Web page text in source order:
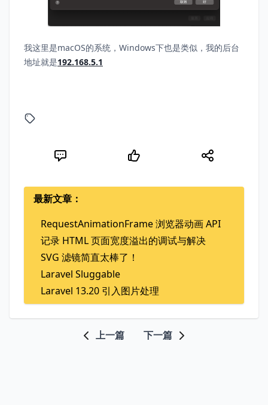
我这里是macOS的系统，Windows下也是类似，我的后台
地址就是192.168.5.1
最新文章：
RequestAnimationFrame 浏览器动画 API
记录 HTML 页面宽度溢出的调试与解决
SVG 滤镜简直太棒了！
Laravel Sluggable
Laravel 13.20 引入图片处理
上一篇 下一篇